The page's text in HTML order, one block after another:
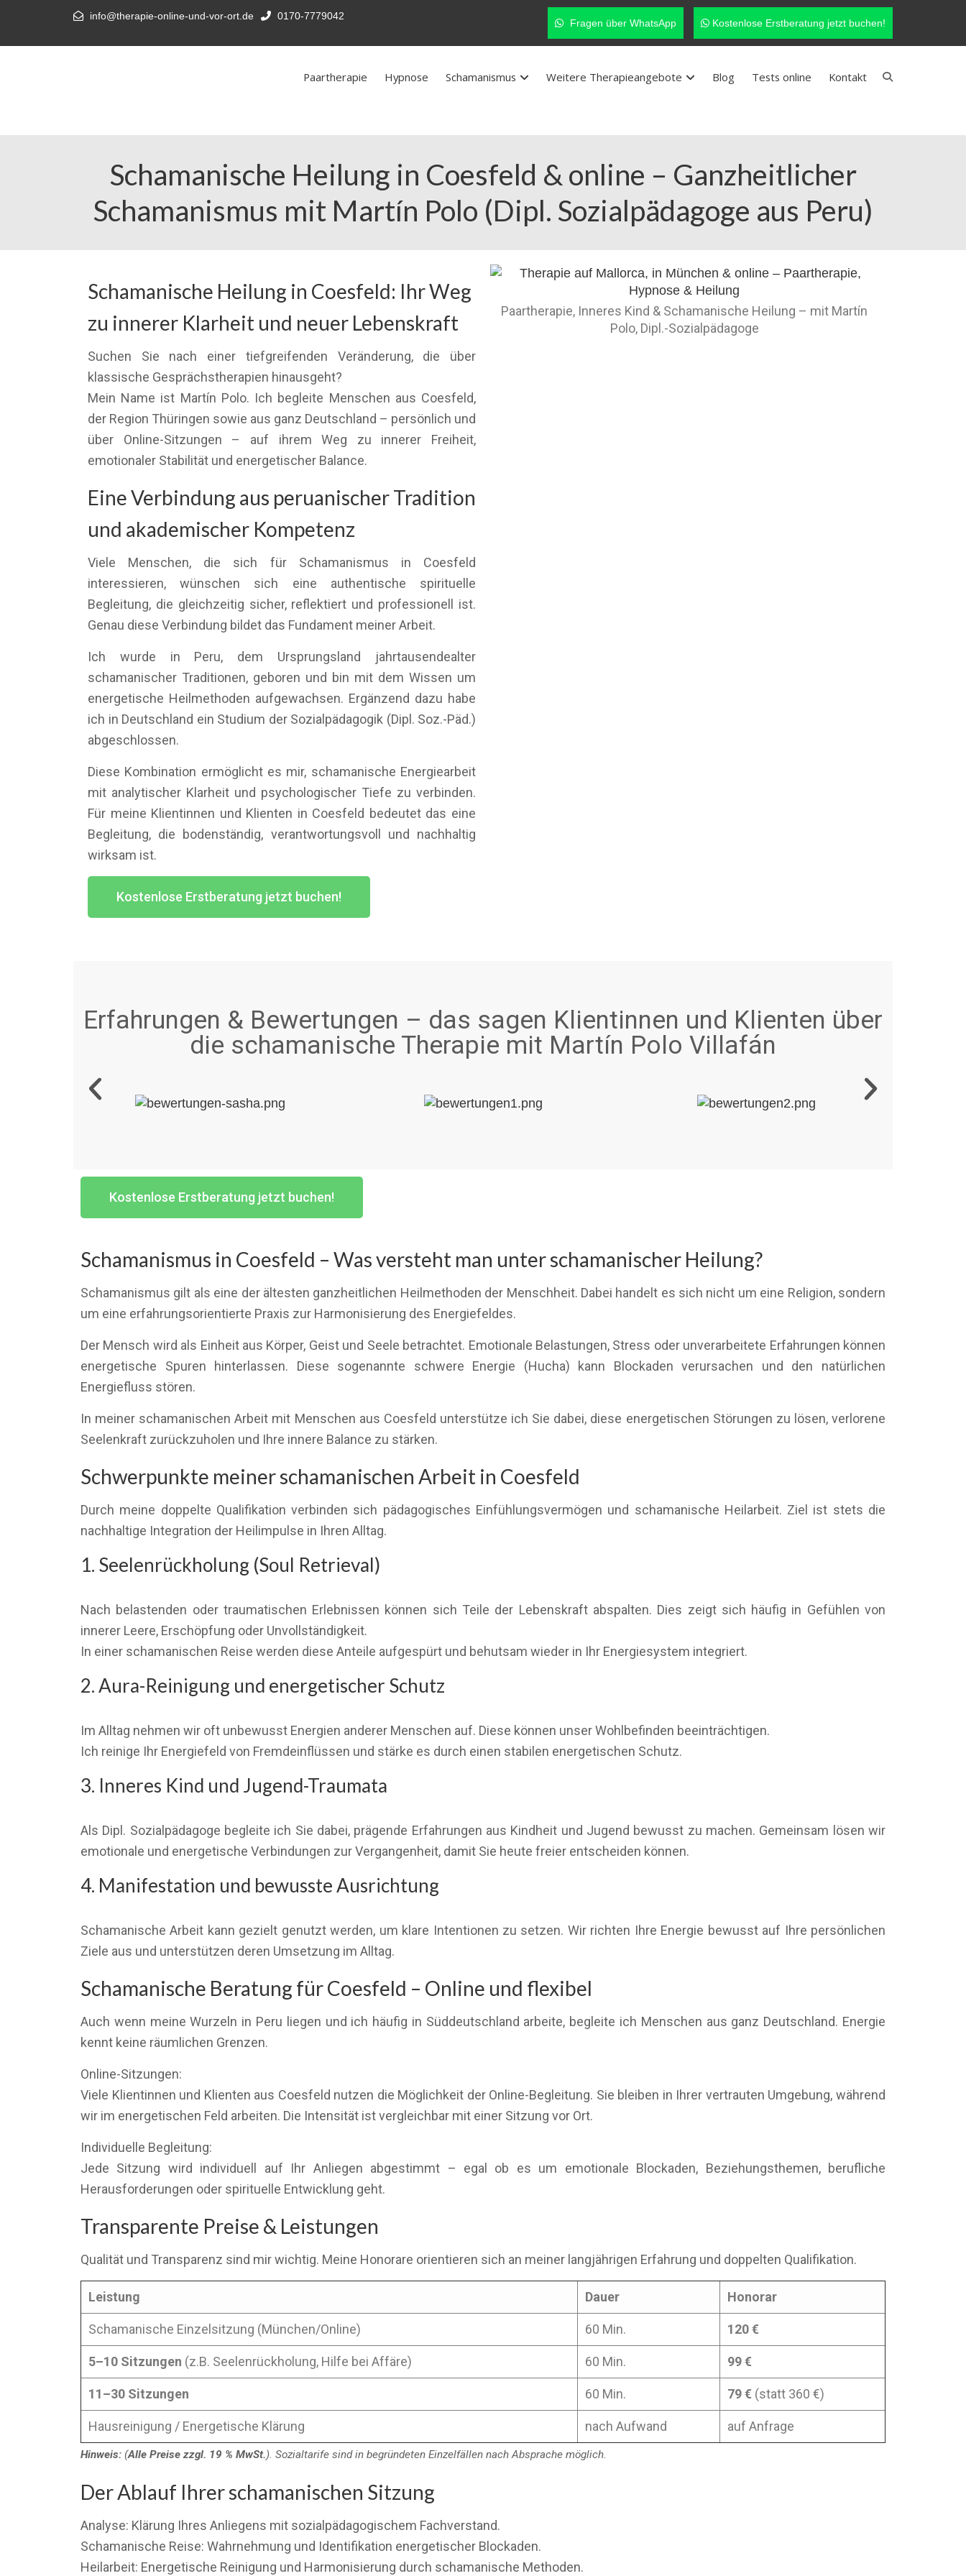
info@therapie-online-und-vor-ort.de 0170-7779042
Fragen über WhatsApp Kostenlose Erstberatung jetzt buchen!
Paartherapie Hypnose Schamanismus Weitere Therapieangebote Blog Tests online Kontakt
Schamanische Heilung in Coesfeld & online – Ganzheitlicher
Schamanismus mit Martín Polo (Dipl. Sozialpädagoge aus Peru)
Schamanische Heilung in Coesfeld: Ihr Weg
zu innerer Klarheit und neuer Lebenskraft
Suchen Sie nach einer tiefgreifenden Veränderung, die über
klassische Gesprächstherapien hinausgeht?
Mein Name ist Martín Polo. Ich begleite Menschen aus Coesfeld,
der Region Thüringen sowie aus ganz Deutschland – persönlich und
über Online-Sitzungen – auf ihrem Weg zu innerer Freiheit,
emotionaler Stabilität und energetischer Balance.
Eine Verbindung aus peruanischer Tradition
und akademischer Kompetenz
Viele Menschen, die sich für Schamanismus in Coesfeld
interessieren, wünschen sich eine authentische spirituelle
Begleitung, die gleichzeitig sicher, reflektiert und professionell ist.
Genau diese Verbindung bildet das Fundament meiner Arbeit.
Ich wurde in Peru, dem Ursprungsland jahrtausendealter
schamanischer Traditionen, geboren und bin mit dem Wissen um
energetische Heilmethoden aufgewachsen. Ergänzend dazu habe
ich in Deutschland ein Studium der Sozialpädagogik (Dipl. Soz.-Päd.)
abgeschlossen.
Diese Kombination ermöglicht es mir, schamanische Energiearbeit
mit analytischer Klarheit und psychologischer Tiefe zu verbinden.
Für meine Klientinnen und Klienten in Coesfeld bedeutet das eine
Begleitung, die bodenständig, verantwortungsvoll und nachhaltig
wirksam ist.
Kostenlose Erstberatung jetzt buchen!
Paartherapie, Inneres Kind & Schamanische Heilung – mit Martín
Polo, Dipl.-Sozialpädagoge
Erfahrungen & Bewertungen – das sagen Klientinnen und Klienten über
die schamanische Therapie mit Martín Polo Villafán
Kostenlose Erstberatung jetzt buchen!
Schamanismus in Coesfeld – Was versteht man unter schamanischer Heilung?
Schamanismus gilt als eine der ältesten ganzheitlichen Heilmethoden der Menschheit. Dabei handelt es sich nicht um eine Religion, sondern
um eine erfahrungsorientierte Praxis zur Harmonisierung des Energiefeldes.
Der Mensch wird als Einheit aus Körper, Geist und Seele betrachtet. Emotionale Belastungen, Stress oder unverarbeitete Erfahrungen können
energetische Spuren hinterlassen. Diese sogenannte schwere Energie (Hucha) kann Blockaden verursachen und den natürlichen
Energiefluss stören.
In meiner schamanischen Arbeit mit Menschen aus Coesfeld unterstütze ich Sie dabei, diese energetischen Störungen zu lösen, verlorene
Seelenkraft zurückzuholen und Ihre innere Balance zu stärken.
Schwerpunkte meiner schamanischen Arbeit in Coesfeld
Durch meine doppelte Qualifikation verbinden sich pädagogisches Einfühlungsvermögen und schamanische Heilarbeit. Ziel ist stets die
nachhaltige Integration der Heilimpulse in Ihren Alltag.
1. Seelenrückholung (Soul Retrieval)
Nach belastenden oder traumatischen Erlebnissen können sich Teile der Lebenskraft abspalten. Dies zeigt sich häufig in Gefühlen von
innerer Leere, Erschöpfung oder Unvollständigkeit.
In einer schamanischen Reise werden diese Anteile aufgespürt und behutsam wieder in Ihr Energiesystem integriert.
2. Aura-Reinigung und energetischer Schutz
Im Alltag nehmen wir oft unbewusst Energien anderer Menschen auf. Diese können unser Wohlbefinden beeinträchtigen.
Ich reinige Ihr Energiefeld von Fremdeinflüssen und stärke es durch einen stabilen energetischen Schutz.
3. Inneres Kind und Jugend-Traumata
Als Dipl. Sozialpädagoge begleite ich Sie dabei, prägende Erfahrungen aus Kindheit und Jugend bewusst zu machen. Gemeinsam lösen wir
emotionale und energetische Verbindungen zur Vergangenheit, damit Sie heute freier entscheiden können.
4. Manifestation und bewusste Ausrichtung
Schamanische Arbeit kann gezielt genutzt werden, um klare Intentionen zu setzen. Wir richten Ihre Energie bewusst auf Ihre persönlichen
Ziele aus und unterstützen deren Umsetzung im Alltag.
Schamanische Beratung für Coesfeld – Online und flexibel
Auch wenn meine Wurzeln in Peru liegen und ich häufig in Süddeutschland arbeite, begleite ich Menschen aus ganz Deutschland. Energie
kennt keine räumlichen Grenzen.
Online-Sitzungen:
Viele Klientinnen und Klienten aus Coesfeld nutzen die Möglichkeit der Online-Begleitung. Sie bleiben in Ihrer vertrauten Umgebung, während
wir im energetischen Feld arbeiten. Die Intensität ist vergleichbar mit einer Sitzung vor Ort.
Individuelle Begleitung:
Jede Sitzung wird individuell auf Ihr Anliegen abgestimmt – egal ob es um emotionale Blockaden, Beziehungsthemen, berufliche
Herausforderungen oder spirituelle Entwicklung geht.
Transparente Preise & Leistungen
Qualität und Transparenz sind mir wichtig. Meine Honorare orientieren sich an meiner langjährigen Erfahrung und doppelten Qualifikation.
Leistung Dauer Honorar
Schamanische Einzelsitzung (München/Online) 60 Min. 120 €
5–10 Sitzungen (z.B. Seelenrückholung, Hilfe bei Affäre) 60 Min. 99 €
11–30 Sitzungen 60 Min. 79 € (statt 360 €)
Hausreinigung / Energetische Klärung nach Aufwand auf Anfrage
Hinweis: (Alle Preise zzgl. 19 % MwSt.). Sozialtarife sind in begründeten Einzelfällen nach Absprache möglich.
Der Ablauf Ihrer schamanischen Sitzung
Analyse: Klärung Ihres Anliegens mit sozialpädagogischem Fachverstand.
Schamanische Reise: Wahrnehmung und Identifikation energetischer Blockaden.
Heilarbeit: Energetische Reinigung und Harmonisierung durch schamanische Methoden.